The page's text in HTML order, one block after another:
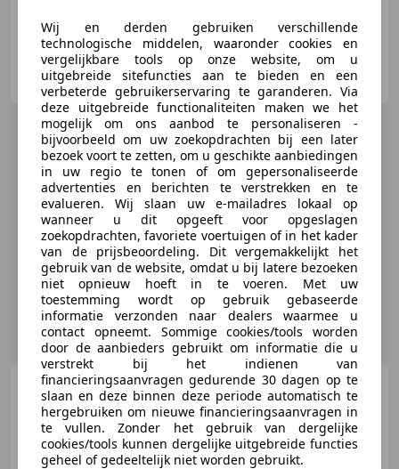
Automobile Alexander Aichinger e.K.
DE-92685 Floß
Lincoln MarkII Coupe
Wij en derden gebruiken verschillende
technologische middelen, waaronder cookies en
vergelijkbare tools op onze website, om u
uitgebreide sitefuncties aan te bieden en een
verbeterde gebruikerservaring te garanderen. Via
deze uitgebreide functionaliteiten maken we het
mogelijk om ons aanbod te personaliseren -
bijvoorbeeld om uw zoekopdrachten bij een later
bezoek voort te zetten, om u geschikte aanbiedingen
in uw regio te tonen of om gepersonaliseerde
advertenties en berichten te verstrekken en te
evalueren. Wij slaan uw e-mailadres lokaal op
wanneer u dit opgeeft voor opgeslagen
zoekopdrachten, favoriete voertuigen of in het kader
van de prijsbeoordeling. Dit vergemakkelijkt het
gebruik van de website, omdat u bij latere bezoeken
niet opnieuw hoeft in te voeren. Met uw
toestemming wordt op gebruik gebaseerde
informatie verzonden naar dealers waarmee u
contact opneemt. Sommige cookies/tools worden
door de aanbieders gebruikt om informatie die u
verstrekt bij het indienen van
financieringsaanvragen gedurende 30 dagen op te
slaan en deze binnen deze periode automatisch te
hergebruiken om nieuwe financieringsaanvragen in
te vullen. Zonder het gebruik van dergelijke
cookies/tools kunnen dergelijke uitgebreide functies
geheel of gedeeltelijk niet worden gebruikt.